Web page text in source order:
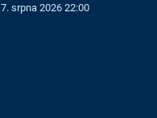
7. srpna 2026 22:00